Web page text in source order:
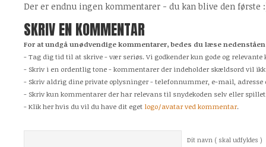
Der er endnu ingen kommentarer - du kan blive den første
SKRIV EN KOMMENTAR
For at undgå unødvendige kommentarer, bedes du læse
- Tag dig tid til at skrive - vær seriøs. Vi godkender kun gode og
- Skriv i en ordentlig tone - kommentarer der indeholder skældsord vil
- Skriv aldrig dine private oplysninger - telefonnummer, e-mail, adresse
- Skriv kun kommentarer der har relevans til snydekoden selv eller
- Klik her hvis du vil du have dit eget logo/avatar ved kommentar.
Dit navn ( skal udfyldes )